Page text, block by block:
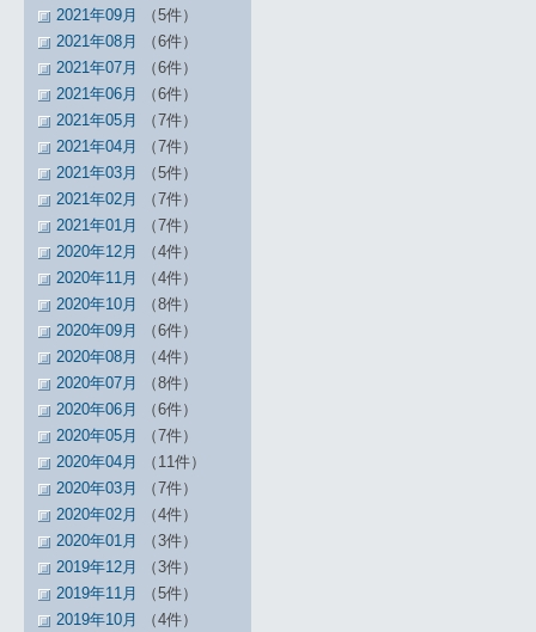
2021年09月
（5件）
2021年08月
（6件）
2021年07月
（6件）
2021年06月
（6件）
2021年05月
（7件）
2021年04月
（7件）
2021年03月
（5件）
2021年02月
（7件）
2021年01月
（7件）
2020年12月
（4件）
2020年11月
（4件）
2020年10月
（8件）
2020年09月
（6件）
2020年08月
（4件）
2020年07月
（8件）
2020年06月
（6件）
2020年05月
（7件）
2020年04月
（11件）
2020年03月
（7件）
2020年02月
（4件）
2020年01月
（3件）
2019年12月
（3件）
2019年11月
（5件）
2019年10月
（4件）